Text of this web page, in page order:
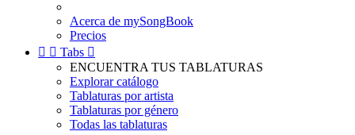
Acerca de mySongBook
Precios
  Tabs 
ENCUENTRA TUS TABLATURAS
Explorar catálogo
Tablaturas por artista
Tablaturas por género
Todas las tablaturas